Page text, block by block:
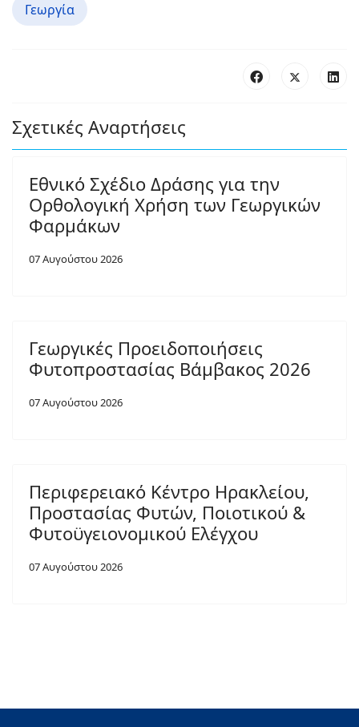
Γεωργία
Σχετικές Αναρτήσεις
Εθνικό Σχέδιο Δράσης για την
Ορθολογική Χρήση των Γεωργικών
Φαρμάκων
07 Αυγούστου 2026
Γεωργικές Προειδοποιήσεις
Φυτοπροστασίας Βάμβακος 2026
07 Αυγούστου 2026
Περιφερειακό Κέντρο Ηρακλείου,
Προστασίας Φυτών, Ποιοτικού &
Φυτοϋγειονομικού Ελέγχου
07 Αυγούστου 2026